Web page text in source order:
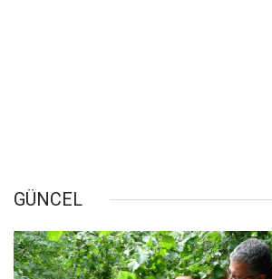
GÜNCEL